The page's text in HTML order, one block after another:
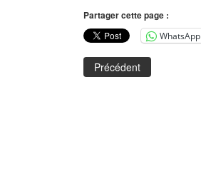
Partager cette page :
WhatsApp
Précédent